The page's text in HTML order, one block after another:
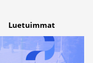
yhdistää näitä
heille tai joita on
Tietoja
Luetuimmat